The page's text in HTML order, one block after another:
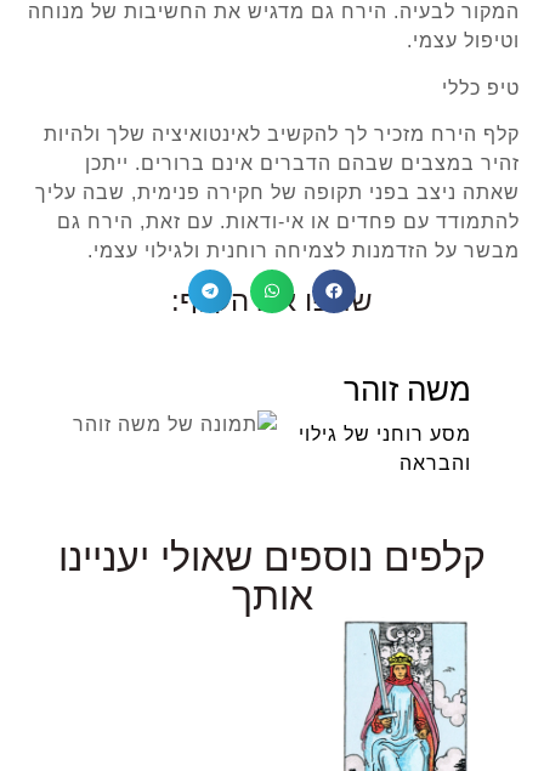
המקור לבעיה. הירח גם מדגיש את החשיבות של מנוחה
וטיפול עצמי.
טיפ כללי
קלף הירח מזכיר לך להקשיב לאינטואיציה שלך ולהיות
זהיר במצבים שבהם הדברים אינם ברורים. ייתכן
שאתה ניצב בפני תקופה של חקירה פנימית, שבה עליך
להתמודד עם פחדים או אי-ודאות. עם זאת, הירח גם
מבשר על הזדמנות לצמיחה רוחנית ולגילוי עצמי.
שתפו את הקלף:
משה זוהר
מסע רוחני של גילוי
והבראה
קלפים נוספים שאולי יעניינו
אותך